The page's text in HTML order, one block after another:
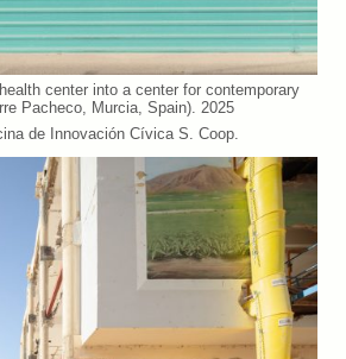
center into a center for contemporary
Pacheco, Murcia, Spain). 2025
de Innovación Cívica S. Coop.